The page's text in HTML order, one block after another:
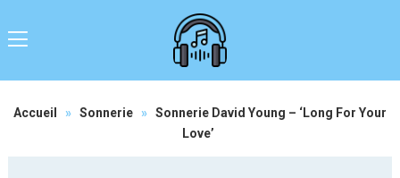
Accueil » Sonnerie » Sonnerie David Young – ‘Long For Your
Love’